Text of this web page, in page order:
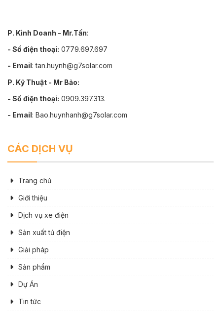
P. Kinh Doanh - Mr.Tấn:
- Số điện thoại: 0779.697.697
- Email: tan.huynh@g7solar.com
P. Kỹ Thuật - Mr Bảo:
- Số điện thoại: 0909.397.313.
- Email: Bao.huynhanh@g7solar.com
CÁC DỊCH VỤ
Trang chủ
Giới thiệu
Dịch vụ xe điện
Sản xuất tủ điện
Giải pháp
Sản phẩm
Dự Án
Tin tức